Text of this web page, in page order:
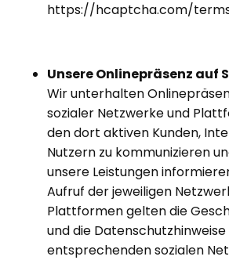
https://hcaptcha.com/
Unsere Onlinepräsenz auf
Wir unterhalten
sozialer Netzwerke und
den dort aktiven Kunden,
Nutzern zu kommunizieren
unsere Leistungen
Aufruf der jeweiligen
Plattformen gelten die
und die
entsprechenden sozialen